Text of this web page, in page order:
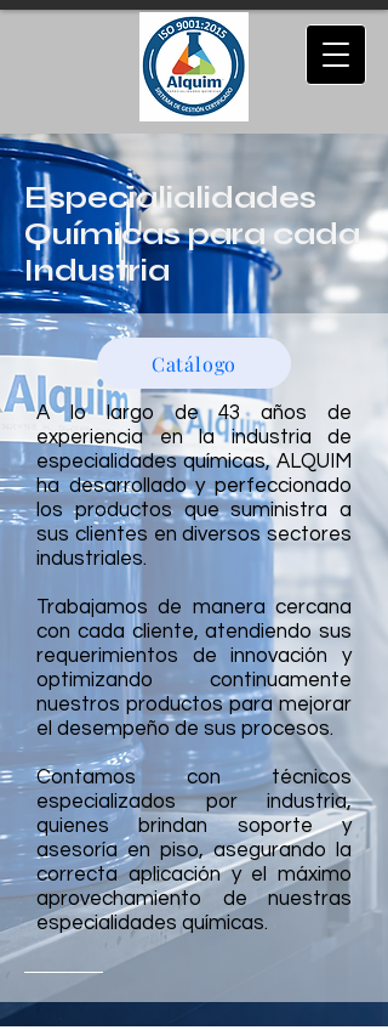
Especialialidades
Químicas para cada
Industria
Catálogo
A lo largo de 43 años de
experiencia en la industria de
especialidades químicas, ALQUIM
ha desarrollado y perfeccionado
los productos que suministra a
sus clientes en diversos sectores
industriales.
Trabajamos de manera cercana
con cada cliente, atendiendo sus
requerimientos de innovación y
optimizando continuamente
nuestros productos para mejorar
el desempeño de sus procesos.
Contamos con técnicos
especializados por industria,
quienes brindan soporte y
asesoría en piso, asegurando la
correcta aplicación y el máximo
aprovechamiento de nuestras
especialidades químicas.